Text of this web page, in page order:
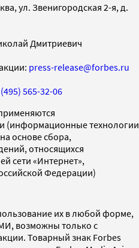
ул. Звенигородская 2-я, д.
Дмитриевич
press-release@forbes.ru
565-32-06
(информационные технологии
основе сбора,
относящихся
сети «Интернет»,
Федерации)
их в любой форме,
возможны только с
Товарный знак Forbes